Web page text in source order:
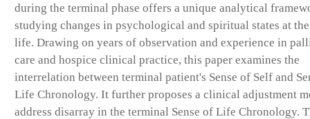
during the terminal phase offers a unique analytical
studying changes in psychological and spiritual states at
life. Drawing on years of observation and experience in
care and hospice clinical practice, this paper examines the
interrelation between terminal patient's Sense of Self and
Life Chronology. It further proposes a clinical adjustment
address disarray in the terminal Sense of Life Chronology.